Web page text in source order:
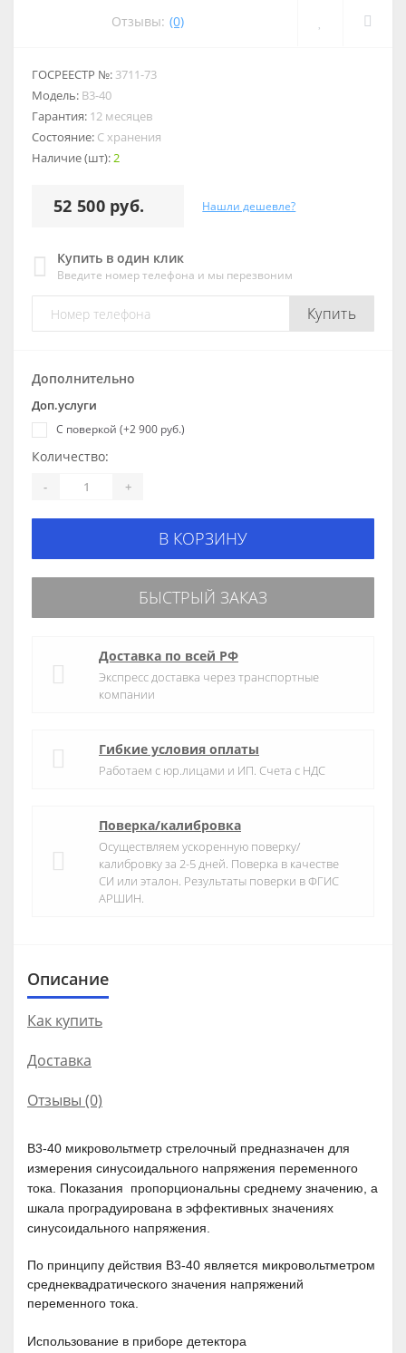
Отзывы: (0)
ГОСРЕЕСТР №: 3711-73
Модель: В3-40
Гарантия: 12 месяцев
Состояние: С хранения
Наличие (шт):2
52 500 руб. Нашли дешевле?
Купить в один клик
Введите номер телефона и мы перезвоним
Купить
Дополнительно
Доп.услуги
С поверкой (+2 900 руб.)
Количество:
- +
В КОРЗИНУ
БЫСТРЫЙ ЗАКАЗ
Доставка по всей РФ
Экспресс доставка через транспортные
компании
Гибкие условия оплаты
Работаем с юр.лицами и ИП. Счета с НДС
Поверка/калибровка
Осуществляем ускоренную поверку/
калибровку за 2-5 дней. Поверка в качестве
СИ или эталон. Результаты поверки в ФГИС
АРШИН.
Описание
Как купить
Доставка
Отзывы (0)
В3-40 микровольтметр стрелочный предназначен для
измерения синусоидального напряжения переменного
тока. Показания пропорциональны среднему значению, а
шкала проградуирована в эффективных значениях
синусоидального напряжения.
По принципу действия В3-40 является микровольтметром
среднеквадратического значения напряжений
переменного тока.
Использование в приборе детектора